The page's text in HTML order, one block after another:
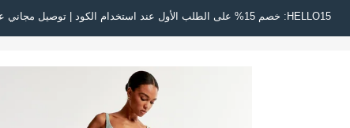
HELLO15: خصم 15% على الطلب الأول عند استخدام الكود | توصيل مجاني على جميع الطلبات بقيمة 500 ريال سعودي أو أكثر | اشترِ الآن وادفع لاحقًا عبر تابي وتمارا